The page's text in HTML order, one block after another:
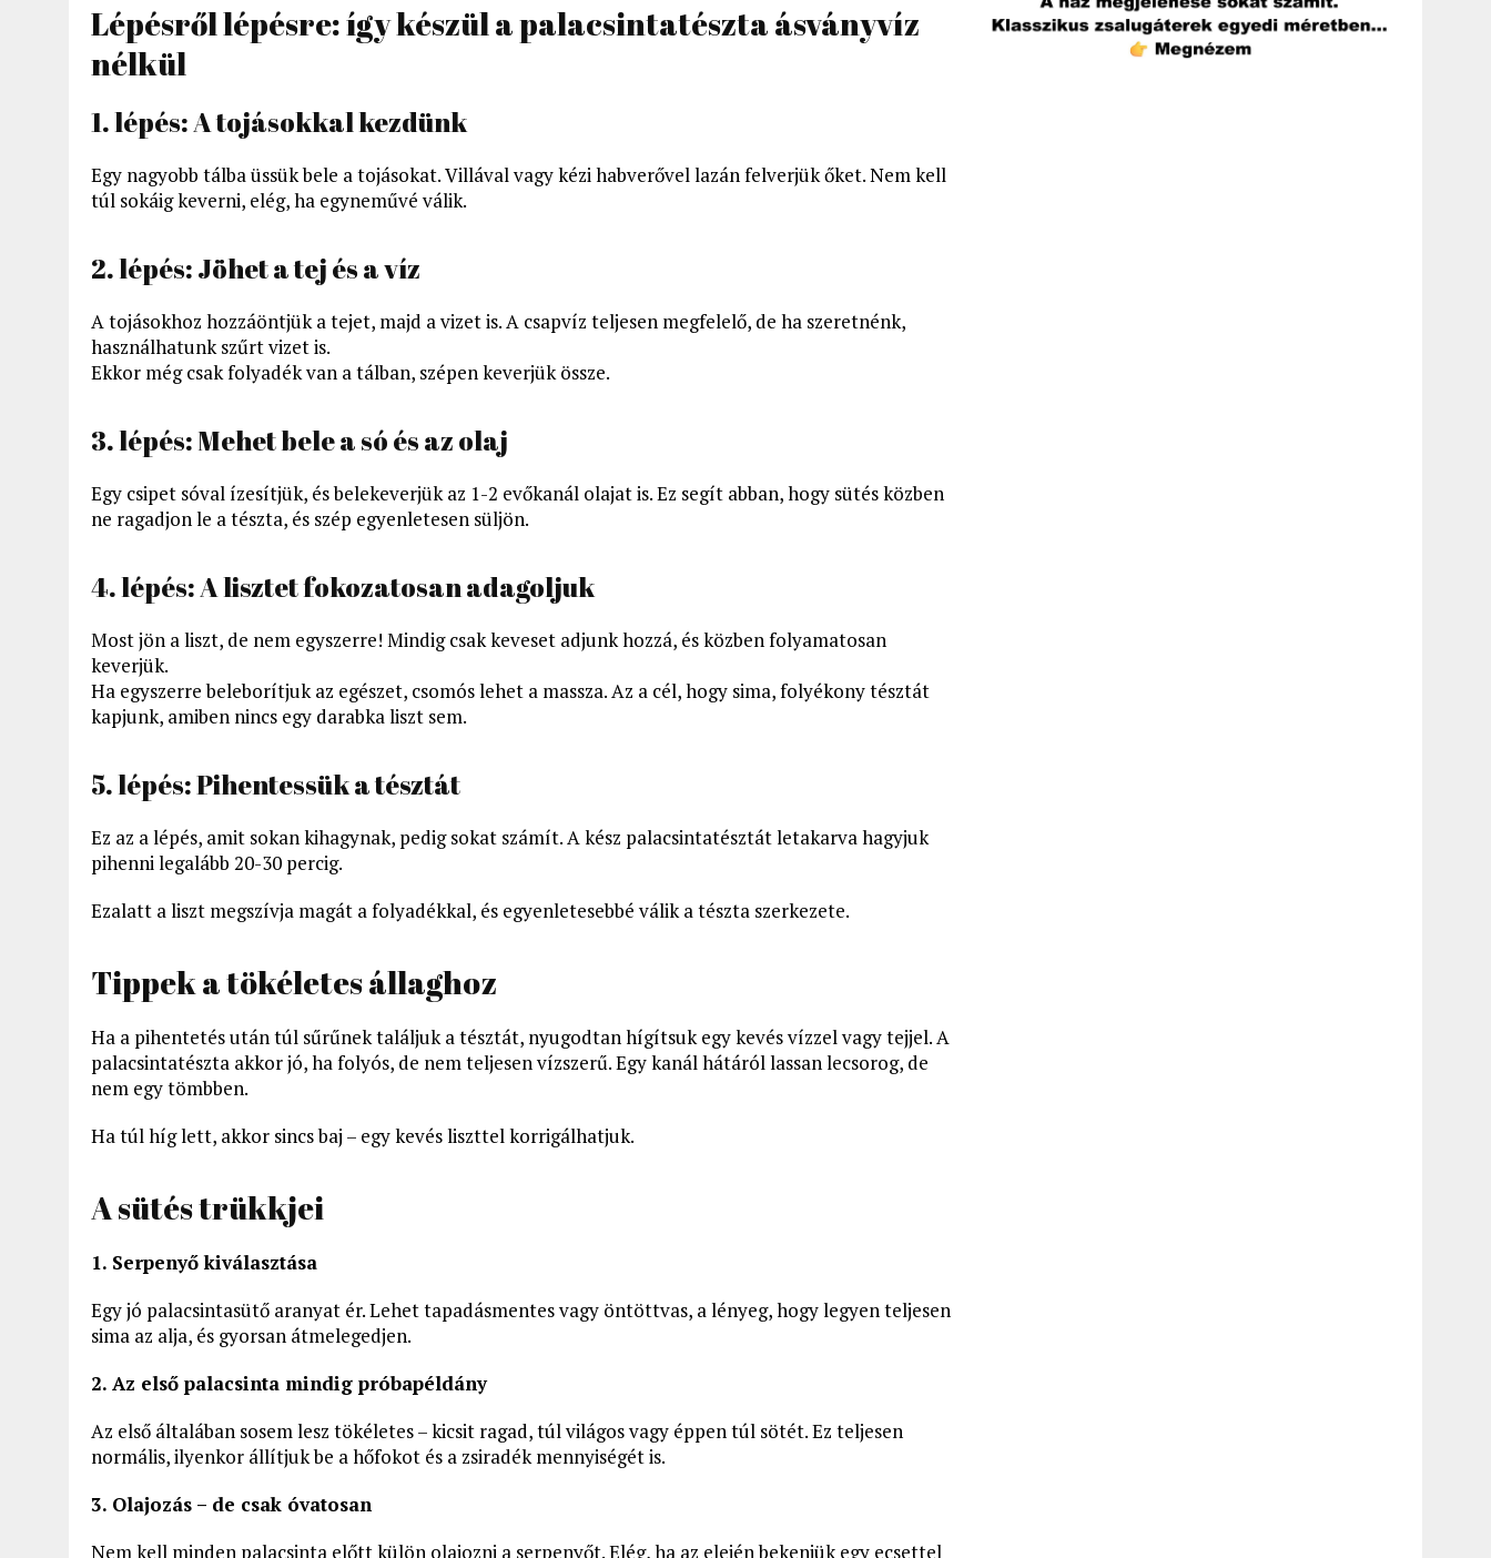
Lépésről lépésre: így készül a palacsintatészta ásványvíz
nélkül
1. lépés: A tojásokkal kezdünk
Egy nagyobb tálba üssük bele a tojásokat. Villával vagy kézi habverővel lazán felverjük őket. Nem kell
túl sokáig keverni, elég, ha egyneművé válik.
2. lépés: Jöhet a tej és a víz
A tojásokhoz hozzáöntjük a tejet, majd a vizet is. A csapvíz teljesen megfelelő, de ha szeretnénk,
használhatunk szűrt vizet is.
Ekkor még csak folyadék van a tálban, szépen keverjük össze.
3. lépés: Mehet bele a só és az olaj
Egy csipet sóval ízesítjük, és belekeverjük az 1-2 evőkanál olajat is. Ez segít abban, hogy sütés közben
ne ragadjon le a tészta, és szép egyenletesen süljön.
4. lépés: A lisztet fokozatosan adagoljuk
Most jön a liszt, de nem egyszerre! Mindig csak keveset adjunk hozzá, és közben folyamatosan
keverjük.
Ha egyszerre beleborítjuk az egészet, csomós lehet a massza. Az a cél, hogy sima, folyékony tésztát
kapjunk, amiben nincs egy darabka liszt sem.
5. lépés: Pihentessük a tésztát
Ez az a lépés, amit sokan kihagynak, pedig sokat számít. A kész palacsintatésztát letakarva hagyjuk
pihenni legalább 20-30 percig.
Ezalatt a liszt megszívja magát a folyadékkal, és egyenletesebbé válik a tészta szerkezete.
Tippek a tökéletes állaghoz
Ha a pihentetés után túl sűrűnek találjuk a tésztát, nyugodtan hígítsuk egy kevés vízzel vagy tejjel. A
palacsintatészta akkor jó, ha folyós, de nem teljesen vízszerű. Egy kanál hátáról lassan lecsorog, de
nem egy tömbben.
Ha túl híg lett, akkor sincs baj – egy kevés liszttel korrigálhatjuk.
A sütés trükkjei
1. Serpenyő kiválasztása
Egy jó palacsintasütő aranyat ér. Lehet tapadásmentes vagy öntöttvas, a lényeg, hogy legyen teljesen
sima az alja, és gyorsan átmelegedjen.
2. Az első palacsinta mindig próbapéldány
Az első általában sosem lesz tökéletes – kicsit ragad, túl világos vagy éppen túl sötét. Ez teljesen
normális, ilyenkor állítjuk be a hőfokot és a zsiradék mennyiségét is.
3. Olajozás – de csak óvatosan
Nem kell minden palacsinta előtt külön olajozni a serpenyőt. Elég, ha az elején bekenjük egy ecsettel